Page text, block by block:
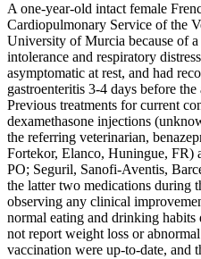
A one-year-old intact female
Cardiopulmonary Service of the
University of Murcia because of
intolerance and respiratory
asymptomatic at rest, and had
gastroenteritis 3-4 days before
Previous treatments for current
dexamethasone injections
the referring veterinarian,
Fortekor, Elanco, Huningue, FR)
PO; Seguril, Sanofi-Aventis,
the latter two medications during
observing any clinical
normal eating and drinking
not report weight loss or
vaccination were up-to-date, and